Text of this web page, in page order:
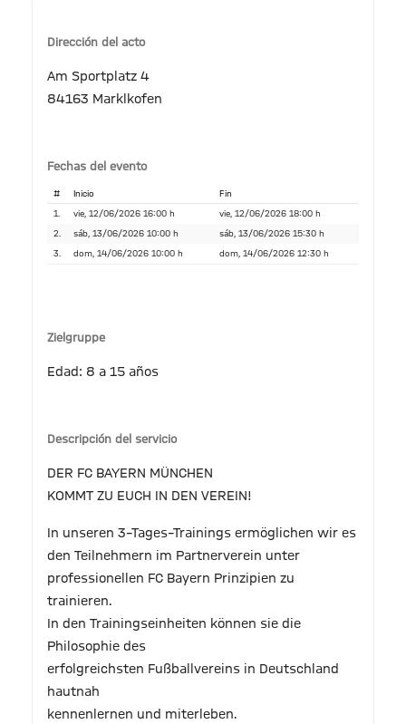
Dirección del acto
Am Sportplatz 4
84163 Marklkofen
Fechas del evento
# Inicio Fin
1. vie, 12/06/2026 16:00 h vie, 12/06/2026 18:00 h
2. sáb, 13/06/2026 10:00 h sáb, 13/06/2026 15:30 h
3. dom, 14/06/2026 10:00 h dom, 14/06/2026 12:30 h
Zielgruppe
Edad: 8 a 15 años
Descripción del servicio
DER FC BAYERN MÜNCHEN
KOMMT ZU EUCH IN DEN VEREIN!
In unseren 3–Tages–Trainings ermöglichen wir es
den Teilnehmern im Partnerverein unter
professionellen FC Bayern Prinzipien zu
trainieren.
In den Trainingseinheiten können sie die
Philosophie des
erfolgreichsten Fußballvereins in Deutschland
hautnah
kennenlernen und miterleben.